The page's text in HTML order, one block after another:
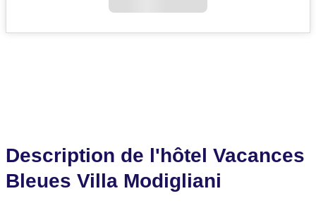
Description de l'hôtel Vacances
Bleues Villa Modigliani